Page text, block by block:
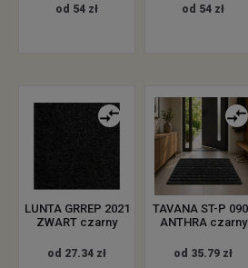
od 54 zł od 54 zł
LUNTA GRREP 2021
ZWART czarny
od 27.34 zł
TAVANA ST-P
ANTHRA czarny
od 35.79 zł